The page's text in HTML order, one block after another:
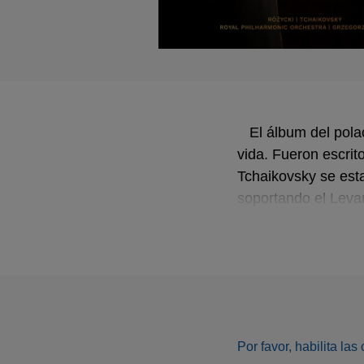
El álbum del
vida. Fueron
Tchaikovsky se
soportando el
“Este maravilloso
Gershwin o
Por favor, habilita las